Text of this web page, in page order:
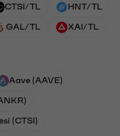
CTSI/TL HNT/TL
GAL/TL XAI/TL
Aave (AAVE)
(CTSI)